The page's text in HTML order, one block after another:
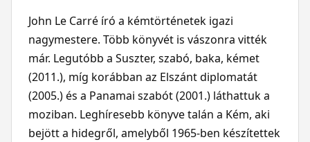
John Le Carré író a kémtörténetek igazi
nagymestere. Több könyvét is vászonra vitték
már. Legutóbb a Suszter, szabó, baka, kémet
(2011.), míg korábban az Elszánt diplomatát
(2005.) és a Panamai szabót (2001.) láthattuk a
moziban. Leghíresebb könyve talán a Kém, aki
bejött a hidegről, amelyből 1965-ben készítettek